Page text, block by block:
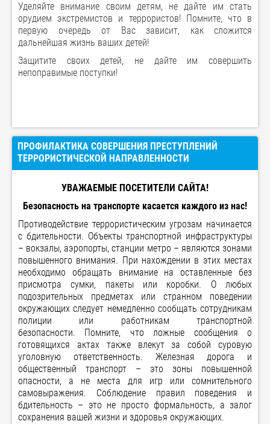
Уделяйте внимание своим детям, не дайте им стать
орудием экстремистов и террористов! Помните, что в
первую очередь от Вас зависит, как сложится
дальнейшая жизнь ваших детей!
Защитите своих детей, не дайте им совершить
непоправимые поступки!
ПРОФИЛАКТИКА СОВЕРШЕНИЯ ПРЕСТУПЛЕНИЙ
ТЕРРОРИСТИЧЕСКОЙ НАПРАВЛЕННОСТИ
УВАЖАЕМЫЕ ПОСЕТИТЕЛИ САЙТА!
Безопасность на транспорте касается каждого из нас!
Противодействие террористическим угрозам начинается
с бдительности. Объекты транспортной инфраструктуры
– вокзалы, аэропорты, станции метро – являются зонами
повышенного внимания. При нахождении в этих местах
необходимо обращать внимание на оставленные без
присмотра сумки, пакеты или коробки. О любых
подозрительных предметах или странном поведении
окружающих следует немедленно сообщать сотрудникам
полиции или работникам транспортной
безопасности. Помните, что ложные сообщения о
готовящихся актах также влекут за собой суровую
уголовную ответственность. Железная дорога и
общественный транспорт – это зоны повышенной
опасности, а не места для игр или сомнительного
самовыражения. Соблюдение правил поведения и
бдительность – это не просто формальность, а залог
сохранения вашей жизни и здоровья окружающих.